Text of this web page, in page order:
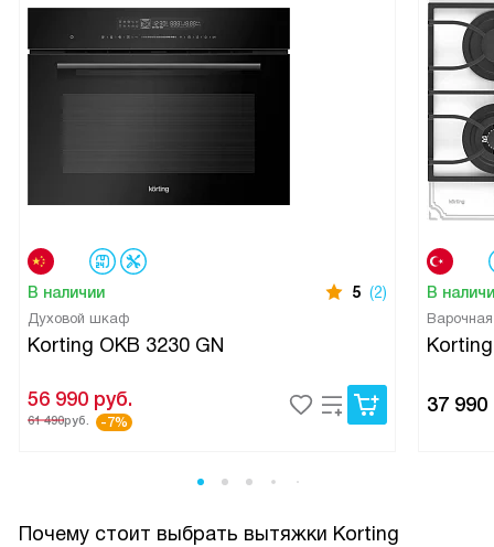
В наличии 5 (2)
Духовой шкаф
Korting OKB 3230 GN
56 990 руб.
61 490руб. -7%
В
37 990
Почему стоит выбрать вытяжки Korting